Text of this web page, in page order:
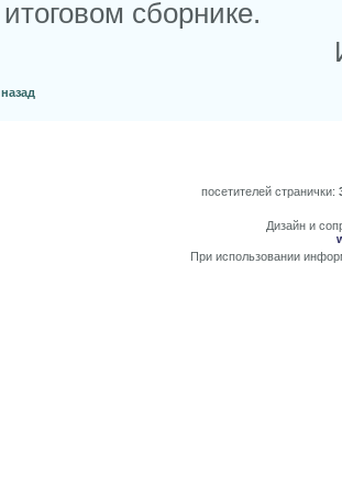
итоговом сборнике.
назад
посетителей странички:
Дизайн и
При использовании